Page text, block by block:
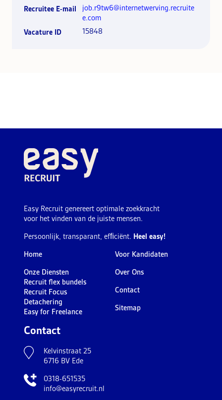
Recruitee E-mail
job.r9tw6@internetwerving.recruite
e.com
Vacature ID
15848
Easy Recruit genereert optimale zoekkracht
voor het vinden van de juiste mensen.
Persoonlijk, transparant, efﬁciënt. Heel easy!
Home
Onze Diensten
Recruit flex bundels
Recruit Focus
Detachering
Easy for Freelance
Voor Kandidaten
Over Ons
Contact
Sitemap
Contact
Kelvinstraat 25
6716 BV Ede
0318-651535
info@easyrecruit.nl